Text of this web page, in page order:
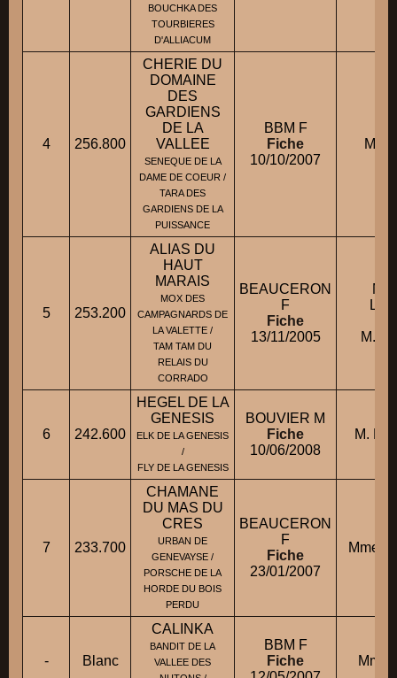
BOUCHKA DES
TOURBIERES
D'ALLIACUM
4 256.800
CHERIE DU
DOMAINE
DES
GARDIENS
DE LA
VALLEE
SENEQUE DE LA
DAME DE COEUR /
TARA DES
GARDIENS DE LA
PUISSANCE
BBM F
Fiche
10/10/2007
M,
5 253.200
ALIAS DU
HAUT
MARAIS
MOX DES
CAMPAGNARDS DE
LA VALETTE /
TAM TAM DU
RELAIS DU
CORRADO
BEAUCERON
F
Fiche
13/11/2005
M.
6 242.600
HEGEL DE LA
GENESIS
ELK DE LA GENESIS
/
FLY DE LA GENESIS
BOUVIER M
Fiche
10/06/2008
M.
7 233.700
CHAMANE
DU MAS DU
CRES
URBAN DE
GENEVAYSE /
PORSCHE DE LA
HORDE DU BOIS
PERDU
BEAUCERON
F
Fiche
23/01/2007
Mme
- Blanc
CALINKA
BANDIT DE LA
VALLEE DES
BBM F
Fiche
Mme